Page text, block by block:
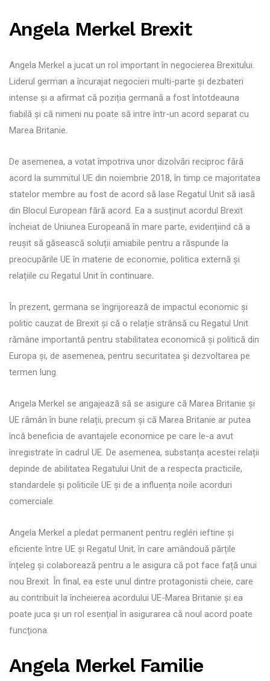
Angela Merkel Brexit
Angela Merkel a jucat un rol important în negocierea Brexitului.
Liderul german a încurajat negocieri multi-parte și dezbateri
intense și a afirmat că poziția germană a fost întotdeauna
fiabilă și că nimeni nu poate să intre într-un acord separat cu
Marea Britanie.
De asemenea, a votat împotriva unor dizolvări reciproc fără
acord la summitul UE din noiembrie 2018, în timp ce majoritatea
statelor membre au fost de acord să lase Regatul Unit să iasă
din Blocul European fără acord. Ea a susținut acordul Brexit
încheiat de Uniunea Europeană în mare parte, evidențiind că a
reușit să găsească soluții amiabile pentru a răspunde la
preocupările UE în materie de economie, politica externă și
relațiile cu Regatul Unit în continuare.
În prezent, germana se îngrijorează de impactul economic și
politic cauzat de Brexit și că o relație strânsă cu Regatul Unit
rămâne importantă pentru stabilitatea economică și politică din
Europa și, de asemenea, pentru securitatea și dezvoltarea pe
termen lung.
Angela Merkel se angajează să se asigure că Marea Britanie și
UE rămân în bune relații, precum și că Marea Britanie ar putea
încă beneficia de avantajele economice pe care le-a avut
înregistrate în cadrul UE. De asemenea, substanța acestei relații
depinde de abilitatea Regatului Unit de a respecta practicile,
standardele și politicile UE și de a influența noile acorduri
comerciale.
Angela Merkel a pledat permanent pentru regléri ieftine și
eficiente între UE și Regatul Unit, în care amândouă părțile
înțeleg și colaborează pentru a le asigura că pot face față unui
nou Brexit. În final, ea este unul dintre protagonistii cheie, care
au contribuit la încheierea acordului UE-Marea Britanie și ea
poate juca și un rol esențial în asigurarea că noul acord poate
funcționa.
Angela Merkel Familie